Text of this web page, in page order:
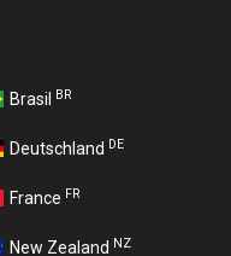
Brasil BR
Deutschland DE
France FR
New Zealand NZ